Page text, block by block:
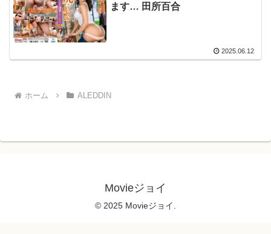
ます… 田所百合
2025.06.12
ホーム ALEDDIN
Movieジョイ
© 2025 Movieジョイ.